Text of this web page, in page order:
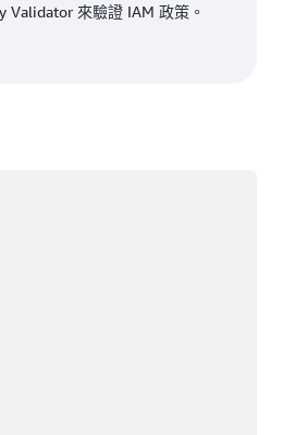
Validator 來驗證 IAM 政策。